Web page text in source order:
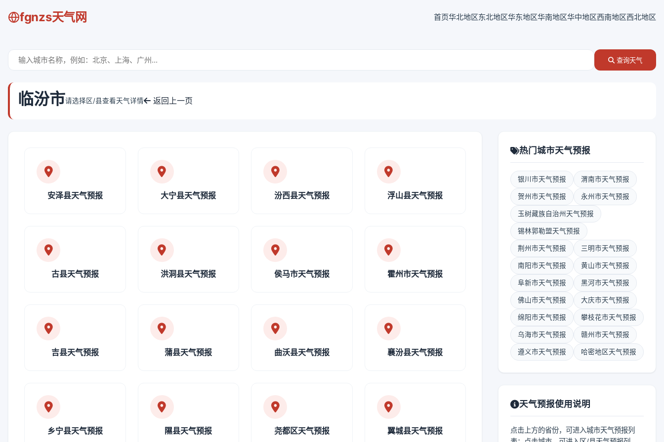
fgnzs天气网 首页华北地区东北地区华东地区华南地区华中地区西南地区西北地区
查询天气
临汾市请选择区/县查看天气详情 返回上一页
安泽县天气预报 大宁县天气预报 汾西县天气预报 浮山县天气预报
古县天气预报 洪洞县天气预报 侯马市天气预报 霍州市天气预报
吉县天气预报 蒲县天气预报 曲沃县天气预报 襄汾县天气预报
乡宁县天气预报 隰县天气预报 尧都区天气预报 翼城县天气预报
热门城市天气预报
银川市天气预报 渭南市天气预报
贺州市天气预报 永州市天气预报
玉树藏族自治州天气预报
锡林郭勒盟天气预报
荆州市天气预报 三明市天气预报
南阳市天气预报 黄山市天气预报
阜新市天气预报 黑河市天气预报
佛山市天气预报 大庆市天气预报
绵阳市天气预报 攀枝花市天气预报
乌海市天气预报 赣州市天气预报
遵义市天气预报 哈密地区天气预报
天气预报使用说明
点击上方的省份，可进入城市天气预报列